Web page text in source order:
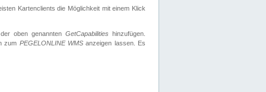
Kartenclients die Möglichkeit mit einem Klick
oben genannten GetCapabilities hinzufügen.
zum PEGELONLINE WMSanzeigen lassen. Es